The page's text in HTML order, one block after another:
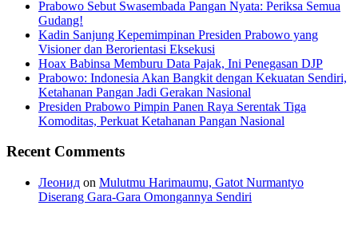
Prabowo Sebut Swasembada Pangan Nyata: Periksa Semua
Gudang!
Kadin Sanjung Kepemimpinan Presiden Prabowo yang
Visioner dan Berorientasi Eksekusi
Hoax Babinsa Memburu Data Pajak, Ini Penegasan DJP
Prabowo: Indonesia Akan Bangkit dengan Kekuatan Sendiri,
Ketahanan Pangan Jadi Gerakan Nasional
Presiden Prabowo Pimpin Panen Raya Serentak Tiga
Komoditas, Perkuat Ketahanan Pangan Nasional
Recent Comments
Леонид on Mulutmu Harimaumu, Gatot Nurmantyo
Diserang Gara-Gara Omongannya Sendiri